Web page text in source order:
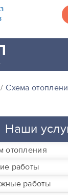
Схема
Наши
отопления
работы
работы